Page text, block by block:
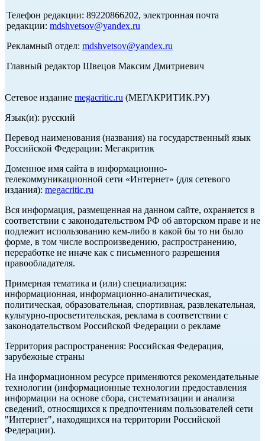
Телефон редакции: 89220866202, электронная почта
редакции: mdshvetsov@yandex.ru
Рекламный отдел: mdshvetsov@yandex.ru
Главный редактор Швецов Максим Дмитриевич
Сетевое издание megacritic.ru (МЕГАКРИТИК.РУ)
Язык(и): русский
Перевод наименования (названия) на государственный язык
Российской Федерации: Мегакритик
Доменное имя сайта в информационно-
телекоммуникационной сети «Интернет» (для сетевого
издания): megacritic.ru
Вся информация, размещенная на данном сайте, охраняется в
соответствии с законодательством РФ об авторском праве и не
подлежит использованию кем-либо в какой бы то ни было
форме, в том числе воспроизведению, распространению,
переработке не иначе как с письменного разрешения
правообладателя.
Примерная тематика и (или) специализация:
информационная, информационно-аналитическая,
политическая, образовательная, спортивная, развлекательная,
культурно-просветительская, реклама в соответствии с
законодательством Российской Федерации о рекламе
Территория распространения: Российская Федерация,
зарубежные страны
На информационном ресурсе применяются рекомендательные
технологии (информационные технологии предоставления
информации на основе сбора, систематизации и анализа
сведений, относящихся к предпочтениям пользователей сети
"Интернет", находящихся на территории Российской
Федерации).